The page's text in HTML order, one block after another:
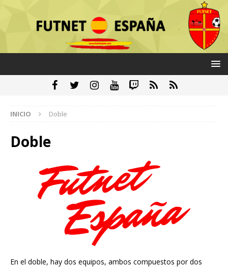
INICIO Doble
Doble
En el doble, hay dos equipos, ambos compuestos por dos